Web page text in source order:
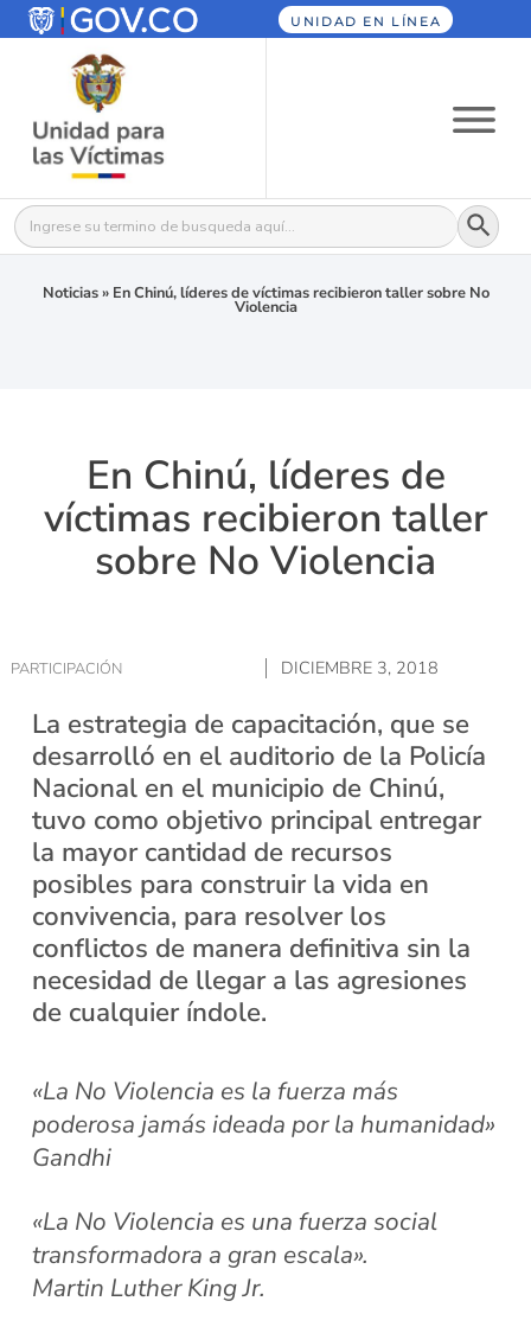
UNIDAD EN LÍNEA
Buscar: Botón
Noticias» En Chinú, líderes de víctimas recibieron taller sobre No
Violencia
En Chinú, líderes de
víctimas recibieron taller
sobre No Violencia
PARTICIPACIÓN DICIEMBRE 3, 2018
La estrategia de capacitación, que se
desarrolló en el auditorio de la Policía
Nacional en el municipio de Chinú,
tuvo como objetivo principal entregar
la mayor cantidad de recursos
posibles para construir la vida en
convivencia, para resolver los
conflictos de manera definitiva sin la
necesidad de llegar a las agresiones
de cualquier índole.
«La No Violencia es la fuerza más
poderosa jamás ideada por la humanidad»
Gandhi
«La No Violencia es una fuerza social
transformadora a gran escala».
Martin Luther King Jr.